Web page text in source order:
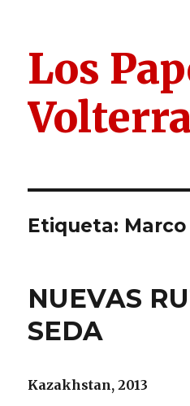
Los
Etiqueta:
NUEVAS
SEDA
Kazakhstan, 2013